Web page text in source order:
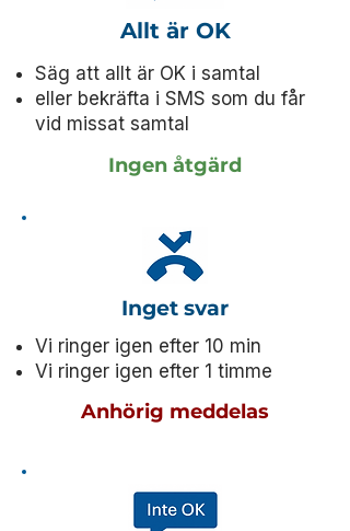
Allt är OK
Säg att allt är OK i samtal
eller bekräfta i SMS som du får
vid missat samtal
Ingen åtgärd
Inget svar
Vi ringer igen efter 10 min
Vi ringer igen efter 1 timme
Anhörig meddelas